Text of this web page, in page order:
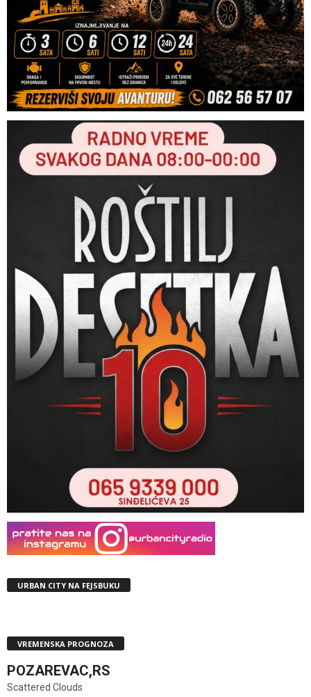
URBAN CITY NA FEJSBUKU
VREMENSKA PROGNOZA
POZAREVAC,RS
Scattered Clouds